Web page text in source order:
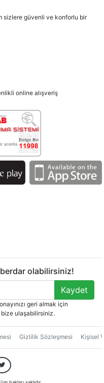
sizlere güvenli ve konforlu bir
online alışveriş
olabilirsiniz!
Kaydet
geri almak için
ulaşabilirsiniz.
Gizlilik Sözleşmesi Kişisel